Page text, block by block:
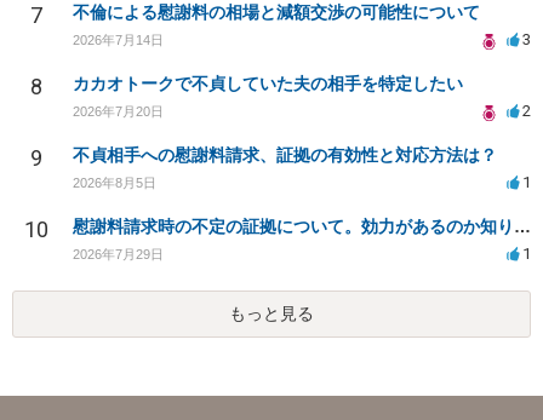
7 不倫による慰謝料の相場と減額交渉の可能性について
2026年7月14日 3
8 カカオトークで不貞していた夫の相手を特定したい
2026年7月20日 2
9 不貞相手への慰謝料請求、証拠の有効性と対応方法は？
2026年8月5日 1
10 慰謝料請求時の不定の証拠について。効力があるのか知りたい。
2026年7月29日 1
もっと見る